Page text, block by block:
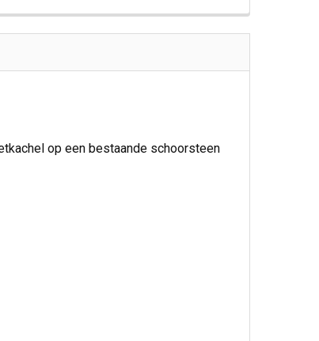
op een bestaande schoorsteen